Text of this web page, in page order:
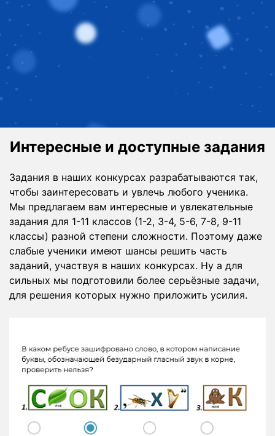
Интересные и доступные задания
Задания в наших конкурсах разрабатываются так,
чтобы заинтересовать и увлечь любого ученика.
Мы предлагаем вам интересные и увлекательные
задания для 1-11 классов (1-2, 3-4, 5-6, 7-8, 9-11
классы) разной степени сложности. Поэтому даже
слабые ученики имеют шансы решить часть
заданий, участвуя в наших конкурсах. Ну а для
сильных мы подготовили более серьёзные задачи,
для решения которых нужно приложить усилия.